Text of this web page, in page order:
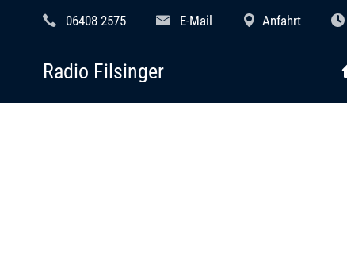
06408 2575 E-Mail Anfahrt
Radio Filsinger